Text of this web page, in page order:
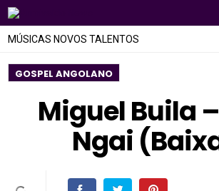
MÚSICAS NOVOS TALENTOS
GOSPEL ANGOLANO
Miguel Buila
Ngai